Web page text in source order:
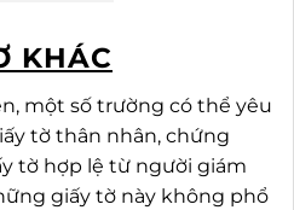
KHÁC
một số trường có thể yêu
tờ thân nhân, chứng
tờ hợp lệ từ người giám
giấy tờ này không phổ